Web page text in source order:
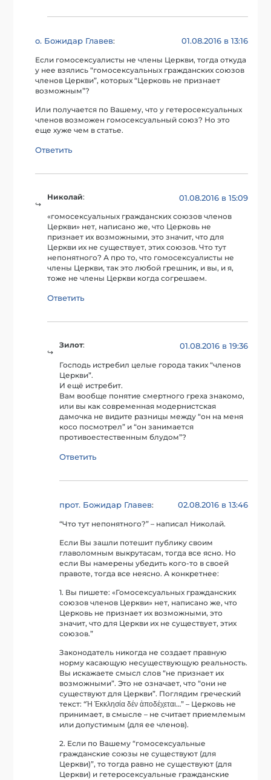
о. Божидар Главев: 01.08.2016 в 13:16
Если гомосексуалисты не члены Церкви, тогда откуда
у нее взялись “гомосексуальных гражданских союзов
членов Церкви”, которых “Церковь не признает
возможным”?
Или получается по Вашему, что у гетеросексуальных
членов возможен гомосексуальный союз? Но это
еще хуже чем в статье.
Ответить
Николай: 01.08.2016 в 15:09
«гомосексуальных гражданских союзов членов
Церкви» нет, написано же, что Церковь не
признает их возможными, это значит, что для
Церкви их не существует, этих союзов. Что тут
непонятного? А про то, что гомосексуалисты не
члены Церкви, так это любой грешник, и вы, и я,
тоже не члены Церкви когда согрешаем.
Ответить
Зилот: 01.08.2016 в 19:36
Господь истребил целые города таких “членов
Церкви”.
И ещё истребит.
Вам вообще понятие смертного греха знакомо,
или вы как современная модернистская
дамочка не видите разницы между “он на меня
косо посмотрел” и “он занимается
противоестественным блудом”?
Ответить
прот. Божидар Главев: 02.08.2016 в 13:46
“Что тут непонятного?” – написал Николай.
Если Вы зашли потешит публику своим
главоломным выкрутасам, тогда все ясно. Но
если Вы намерены убедить кого-то в своей
правоте, тогда все неясно. А конкретнее:
1. Вы пишете: «Гомосексуальных гражданских
союзов членов Церкви» нет, написано же, что
Церковь не признает их возможными, это
значит, что для Церкви их не существует, этих
союзов.”
Законодатель никогда не создает правную
норму касающую несуществующую реальность.
Вы искажаете смысл слов “не признает их
возможными”. Это не означает, что “они не
существуют для Церкви”. Поглядим греческий
текст: “Ἡ Ἐκκλησία δέν ἀποδέχεται…” – Церковь не
принимает, в смысле – не считает приемлемым
или допустимым (для ее членов).
2. Если по Вашему “гомосексуальные
гражданские союзы не существуют (для
Церкви)”, то тогда равно не существуют (для
Церкви) и гетеросексуальные гражданские